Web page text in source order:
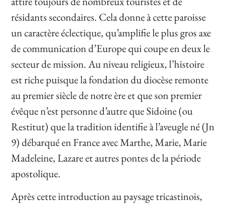
résidants secondaires. Cela donne à cette paroisse
un caractère éclectique, qu’amplifie le plus gros axe
de communication d’Europe qui coupe en deux le
secteur de mission. Au niveau religieux, l’histoire
est riche puisque la fondation du diocèse remonte
au premier siècle de notre ère et que son premier
évêque n’est personne d’autre que Sidoine (ou
Restitut) que la tradition identifie à l’aveugle né (Jn
9) débarqué en France avec Marthe, Marie, Marie
Madeleine, Lazare et autres pontes de la période
apostolique.
Après cette introduction au paysage tricastinois,